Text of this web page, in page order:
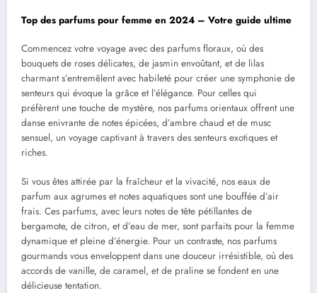
Top des parfums pour femme en 2024 – Votre guide ultime
Commencez votre voyage avec des parfums floraux, où des
bouquets de roses délicates, de jasmin envoûtant, et de lilas
charmant s’entremêlent avec habileté pour créer une symphonie de
senteurs qui évoque la grâce et l’élégance. Pour celles qui
préfèrent une touche de mystère, nos parfums orientaux offrent une
danse enivrante de notes épicées, d’ambre chaud et de musc
sensuel, un voyage captivant à travers des senteurs exotiques et
riches.
Si vous êtes attirée par la fraîcheur et la vivacité, nos eaux de
parfum aux agrumes et notes aquatiques sont une bouffée d’air
frais. Ces parfums, avec leurs notes de tête pétillantes de
bergamote, de citron, et d’eau de mer, sont parfaits pour la femme
dynamique et pleine d’énergie. Pour un contraste, nos parfums
gourmands vous enveloppent dans une douceur irrésistible, où des
accords de vanille, de caramel, et de praline se fondent en une
délicieuse tentation.